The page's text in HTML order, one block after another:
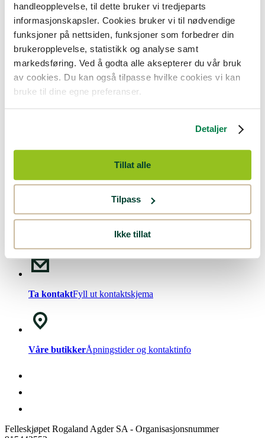
handleopplevelse, til dette bruker vi tredjeparts
informasjonskapsler. Cookies bruker vi til nødvendige
funksjoner på nettsiden, funksjoner som forbedrer din
brukeropplevelse, statistikk og analyse samt
markedsføring. Ved å godta alle aksepterer du vår bruk
av cookies. Du kan også tilpasse hvilke cookies vi kan
bruke til dine egne preferanser.
Detaljer
Tillat alle
Tilpass
Ikke tillat
Våre butikker
Presse
Ledige stillinger
Bonde og bedriftskunde
BondeKompaniet erFelleskjøpet Rogaland Agdersitt butikkonsept
BondeKompaniet har det du trenger av praktisk utstyr, reparasjon og
gode råd innenfor hus og hage, fritid, kjæledyr og landbruk.
Nyhetsbrev!Meld deg på vårtnyhetsbrev.
Mandag - Fredag kl. 08-15
Ta kontaktFyll ut kontaktskjema
Våre butikkerÅpningstider og kontaktinfo
Felleskjøpet Rogaland Agder SA - Organisasjonsnummer